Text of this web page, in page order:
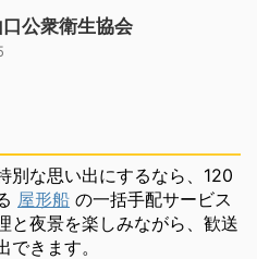
公衆衛生協会
別な思い出にするなら、120
屋形船 の一括手配サービス
と夜景を楽しみながら、歓送
きます。